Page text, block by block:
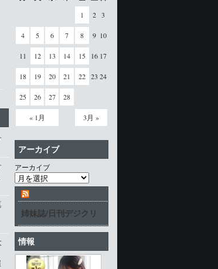
« 1月 3月 »
1 2 3
4 5 6 7 8 9 10
11 12 13 14 15 16 17
18 19 20 21 22 23 24
25 26 27 28
アーカイブ
アーカイブ
姉妹誌/日刊デジクリ
情報